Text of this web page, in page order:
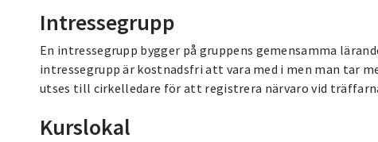
Intressegrupp
En intressegrupp bygger på gruppens gemensamma
intressegrupp är kostnadsfri att vara med i men man tar
utses till cirkelledare för att registrera närvaro vid
Kurslokal